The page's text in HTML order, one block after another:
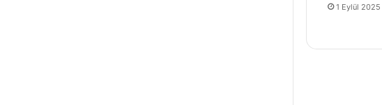
1 Eylül 2025